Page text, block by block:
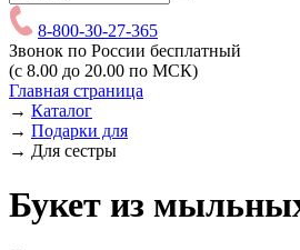
8-800-30-27-365
Звонок по России бесплатный
(с 8.00 до 20.00 по МСК)
Главная страница
→ Каталог
→ Подарки для
→ Для сестры
Букет из